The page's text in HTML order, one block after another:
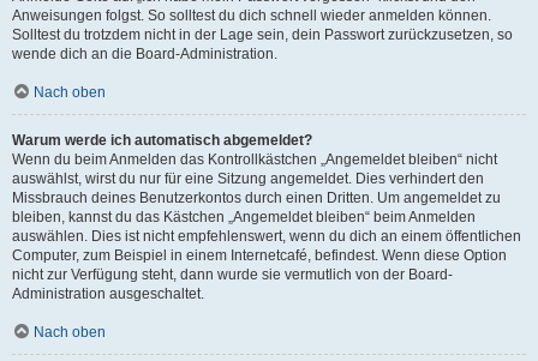
Anweisungen folgst. So solltest du dich schnell wieder anmelden können.
Solltest du trotzdem nicht in der Lage sein, dein Passwort zurückzusetzen, so
wende dich an die Board-Administration.
Nach oben
Warum werde ich automatisch abgemeldet?
Wenn du beim Anmelden das Kontrollkästchen „Angemeldet bleiben“ nicht
auswählst, wirst du nur für eine Sitzung angemeldet. Dies verhindert den
Missbrauch deines Benutzerkontos durch einen Dritten. Um angemeldet zu
bleiben, kannst du das Kästchen „Angemeldet bleiben“ beim Anmelden
auswählen. Dies ist nicht empfehlenswert, wenn du dich an einem öffentlichen
Computer, zum Beispiel in einem Internetcafé, befindest. Wenn diese Option
nicht zur Verfügung steht, dann wurde sie vermutlich von der Board-
Administration ausgeschaltet.
Nach oben